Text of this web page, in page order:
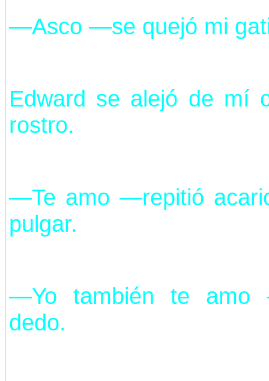
—Asco —se quejó mi
Edward se alejó de mí
rostro.
—Te amo —repitió
pulgar.
—Yo también te amo
dedo.